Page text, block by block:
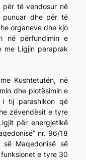
për të vendosur në
dhe për të
organeve dhe kjo
në përfundimin e
me Ligjin paraprak
Kushtetutën, në
dhe plotësimin e
tij parashikon që
zëvendësit e tyre
për energjetikë
nr. 96/18
së Maqedonisë së
e tyre 30